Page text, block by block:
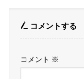
コメントする
コメント ※